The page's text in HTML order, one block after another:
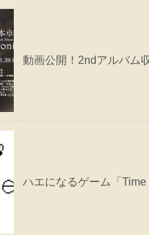
動画公開！2ndアルバム
ハエになるゲーム「